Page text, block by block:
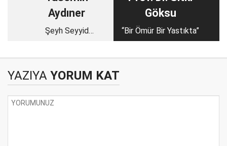
Aydıner
Şeyh Seyyid
Göksu
“Bir Ömür Bir Yastıkta”
YAZIYA YORUM KAT